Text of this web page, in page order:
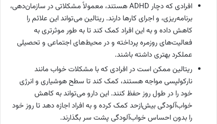
افرادی که دچار ADHD هستند، معمولاً مشکلاتی در سازمان‌دهی،
برنامه‌ریزی، و اجرای کارها دارند. ریتالین می‌تواند این علائم را
کاهش داده و به این افراد کمک کند تا به طور موثرتری به
فعالیت‌های روزمره پرداخته و در محیط‌های اجتماعی و تحصیلی
عملکرد بهتری داشته باشند.
ریتالین ممکن است در افرادی که با مشکلات خواب مانند
نارکولپسی مواجه هستند، کمک کند تا سطح هوشیاری و انرژی
خود را در طول روز حفظ کنند. این دارو می‌تواند به کاهش
خواب‌آلودگی بیش‌ازحد کمک کرده و به افراد اجازه دهد تا روز خود
را بدون احساس خواب‌آلودگی پشت سر بگذارند.